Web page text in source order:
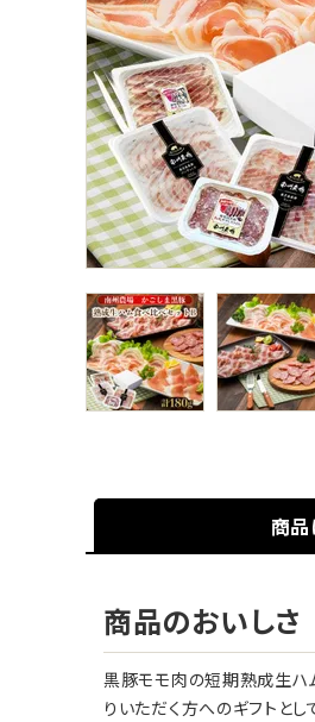
商品
商品のおいしさ
黒豚モモ肉の短期熟成生ハ
りいただく方へのギフトとし